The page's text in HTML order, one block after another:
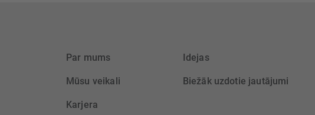
Par mums
Mūsu veikali
Karjera
Idejas
Biežāk uzdotie jautājumi